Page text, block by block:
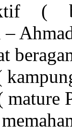
(
mature